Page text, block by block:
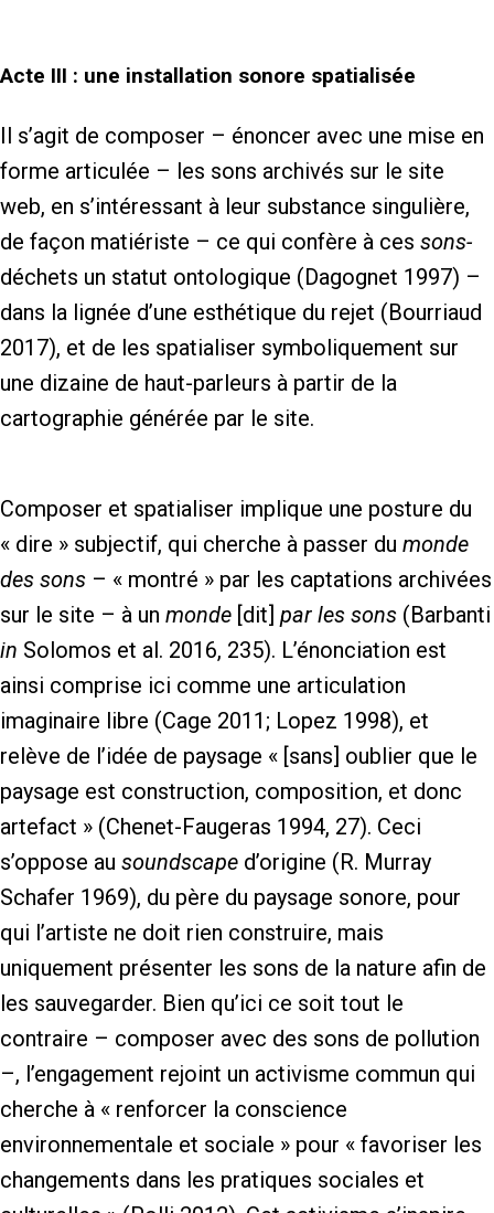
Acte III : une installation sonore spatialisée
Il s’agit de composer – énoncer avec une mise en
forme articulée – les sons archivés sur le site
web, en s’intéressant à leur substance singulière,
de façon matiériste – ce qui confère à ces sons-
déchets un statut ontologique (Dagognet 1997) –
dans la lignée d’une esthétique du rejet (Bourriaud
2017), et de les spatialiser symboliquement sur
une dizaine de haut-parleurs à partir de la
cartographie générée par le site.
Composer et spatialiser implique une posture du
« dire » subjectif, qui cherche à passer du monde
des sons – « montré » par les captations archivées
sur le site – à un monde [dit] par les sons (Barbanti
in Solomos et al. 2016, 235). L’énonciation est
ainsi comprise ici comme une articulation
imaginaire libre (Cage 2011; Lopez 1998), et
relève de l’idée de paysage « [sans] oublier que le
paysage est construction, composition, et donc
artefact » (Chenet-Faugeras 1994, 27). Ceci
s’oppose au soundscape d’origine (R. Murray
Schafer 1969), du père du paysage sonore, pour
qui l’artiste ne doit rien construire, mais
uniquement présenter les sons de la nature afin de
les sauvegarder. Bien qu’ici ce soit tout le
contraire – composer avec des sons de pollution
–, l’engagement rejoint un activisme commun qui
cherche à « renforcer la conscience
environnementale et sociale » pour « favoriser les
changements dans les pratiques sociales et